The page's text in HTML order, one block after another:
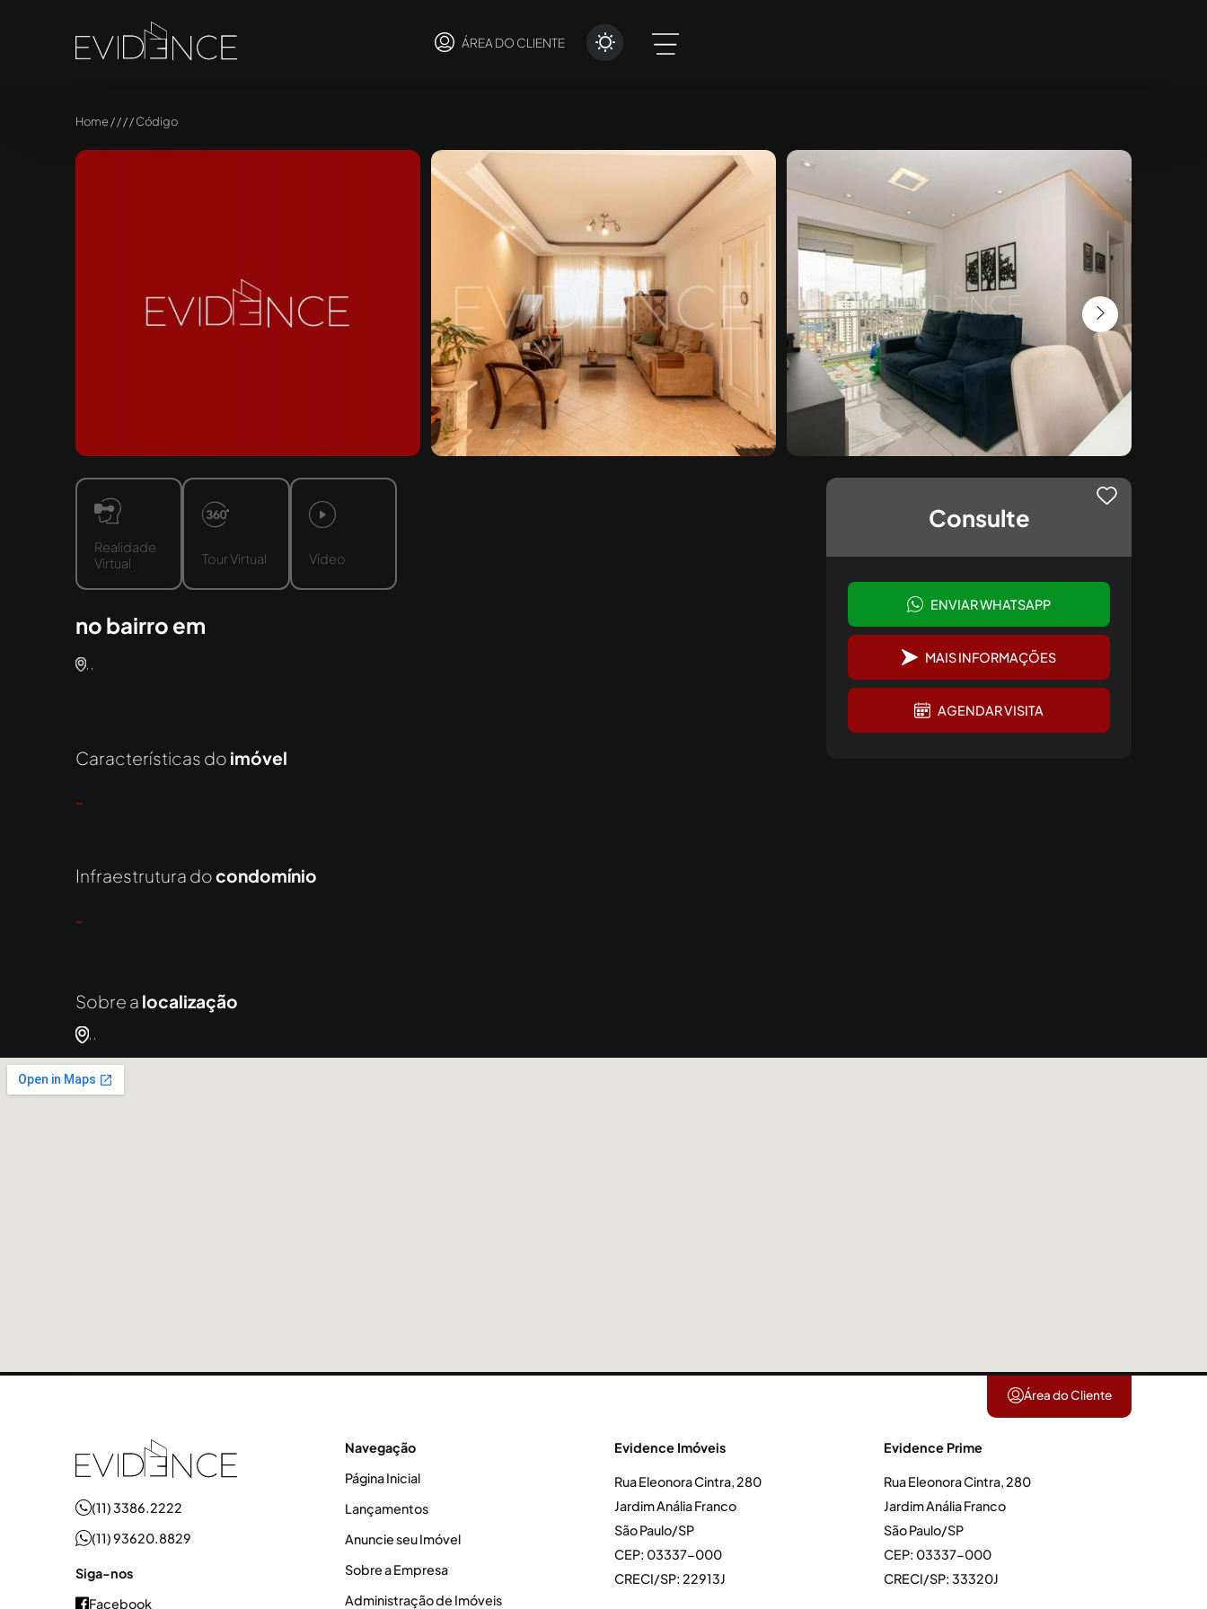
ÁREA DO CLIENTE
Home / / / / Código
Realidade
Virtual
Tour Virtual Vídeo
no bairro em
, ,
Características do imóvel
-
Infraestrutura docondomínio
-
Consulte
ENVIAR WHATSAPP
MAIS INFORMAÇÕES
AGENDAR VISITA
Sobre a localização
, ,
Área do Cliente
(11) 3386.2222
(11) 93620.8829
Siga-nos
Facebook
Navegação
Página Inicial
Lançamentos
Anuncie seu Imóvel
Sobre a Empresa
Administração de Imóveis
Evidence Imóveis
Rua Eleonora Cintra, 280
Jardim Anália Franco
São Paulo/SP
CEP: 03337-000
CRECI/SP: 22913J
Evidence Prime
Rua Eleonora Cintra, 280
Jardim Anália Franco
São Paulo/SP
CEP: 03337-000
CRECI/SP: 33320J